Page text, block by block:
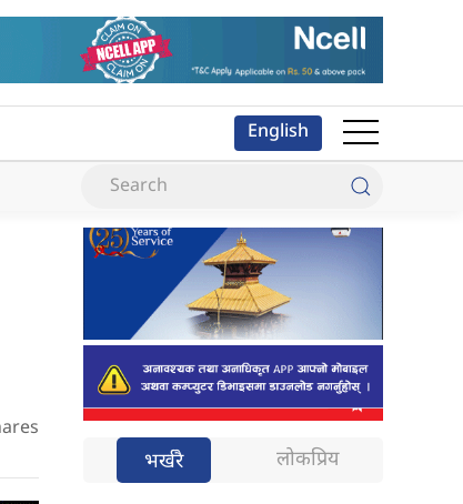
English
भर्खरै लोकप्रिय